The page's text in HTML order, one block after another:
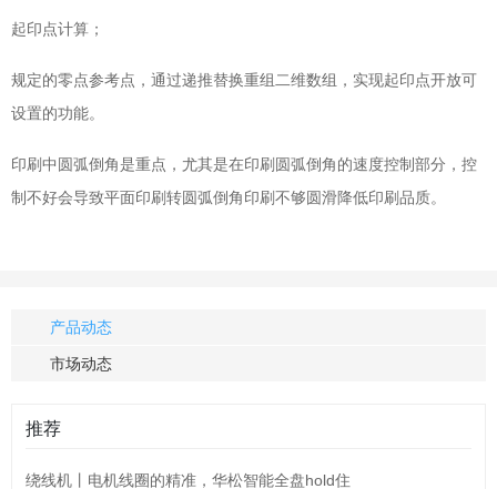
起印点计算；
规定的零点参考点，通过递推替换重组二维数组，实现起印点开放可
设置的功能。
印刷中圆弧倒角是重点，尤其是在印刷圆弧倒角的速度控制部分，控
制不好会导致平面印刷转圆弧倒角印刷不够圆滑降低印刷品质。
产品动态
市场动态
推荐
绕线机丨电机线圈的精准，华松智能全盘hold住